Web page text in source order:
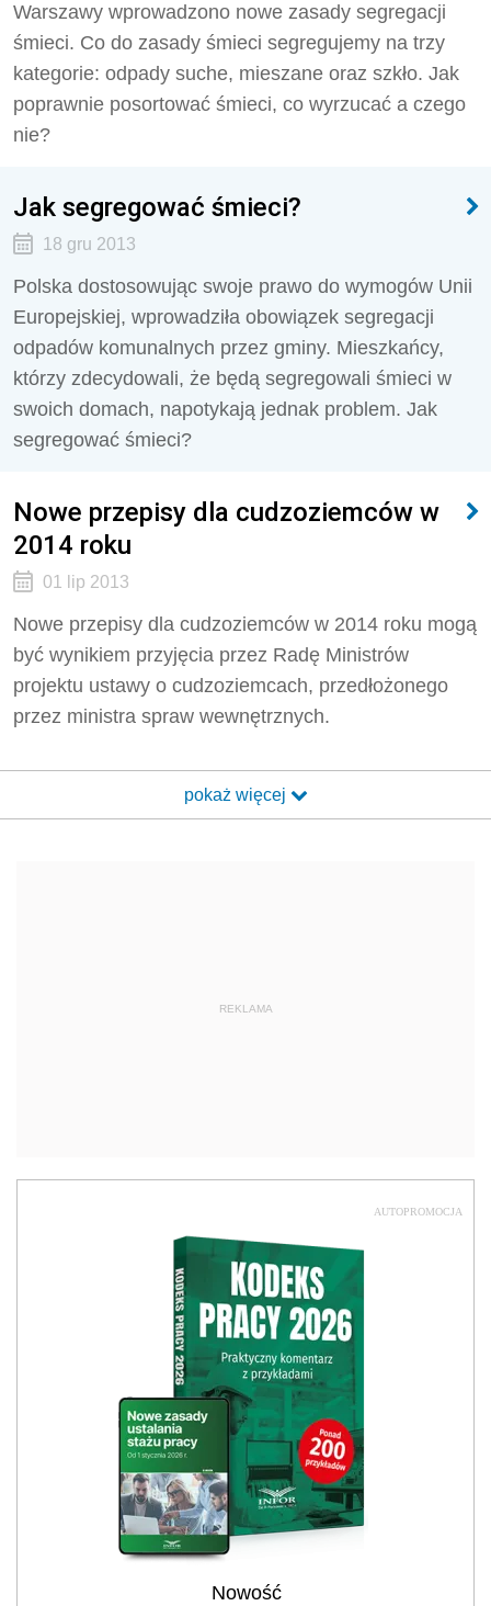
Warszawy wprowadzono nowe zasady segregacji
śmieci. Co do zasady śmieci segregujemy na trzy
kategorie: odpady suche, mieszane oraz szkło. Jak
poprawnie posortować śmieci, co wyrzucać a czego
nie?
Jak segregować śmieci?
18 gru 2013
Polska dostosowując swoje prawo do wymogów Unii
Europejskiej, wprowadziła obowiązek segregacji
odpadów komunalnych przez gminy. Mieszkańcy,
którzy zdecydowali, że będą segregowali śmieci w
swoich domach, napotykają jednak problem. Jak
segregować śmieci?
Nowe przepisy dla cudzoziemców w
2014 roku
01 lip 2013
Nowe przepisy dla cudzoziemców w 2014 roku mogą
być wynikiem przyjęcia przez Radę Ministrów
projektu ustawy o cudzoziemcach, przedłożonego
przez ministra spraw wewnętrznych.
pokaż więcej
REKLAMA
AUTOPROMOCJA
Nowość